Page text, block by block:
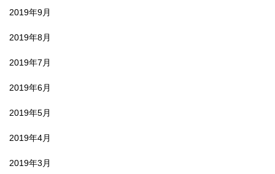
2019年9月
2019年8月
2019年7月
2019年6月
2019年5月
2019年4月
2019年3月